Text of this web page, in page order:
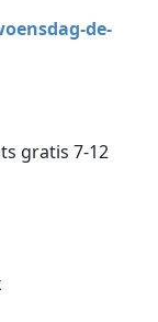
de-
gratis 7-12